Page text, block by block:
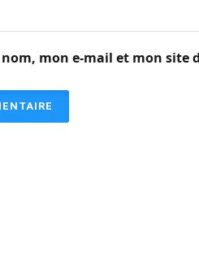
mon e-mail et mon